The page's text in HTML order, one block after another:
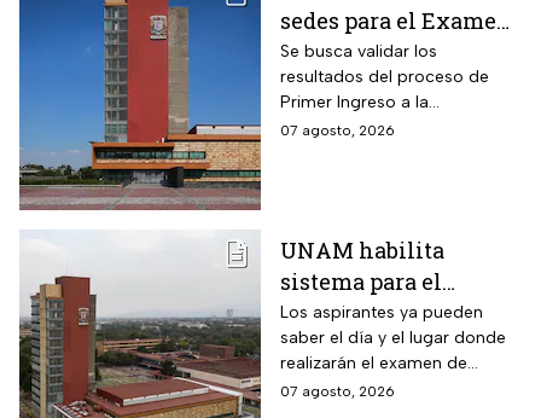
sedes para el Examen
de control 2026;
consulta dónde será
Se busca validar los
resultados del proceso de
Primer Ingreso a la
Licenciatura luego de
07 agosto, 2026
UNAM habilita
sistema para el
examen de control: así
puedes consultar
fecha, hora y sede
Los aspirantes ya pueden
saber el día y el lugar donde
realizarán el examen de
control de forma presencial
07 agosto, 2026